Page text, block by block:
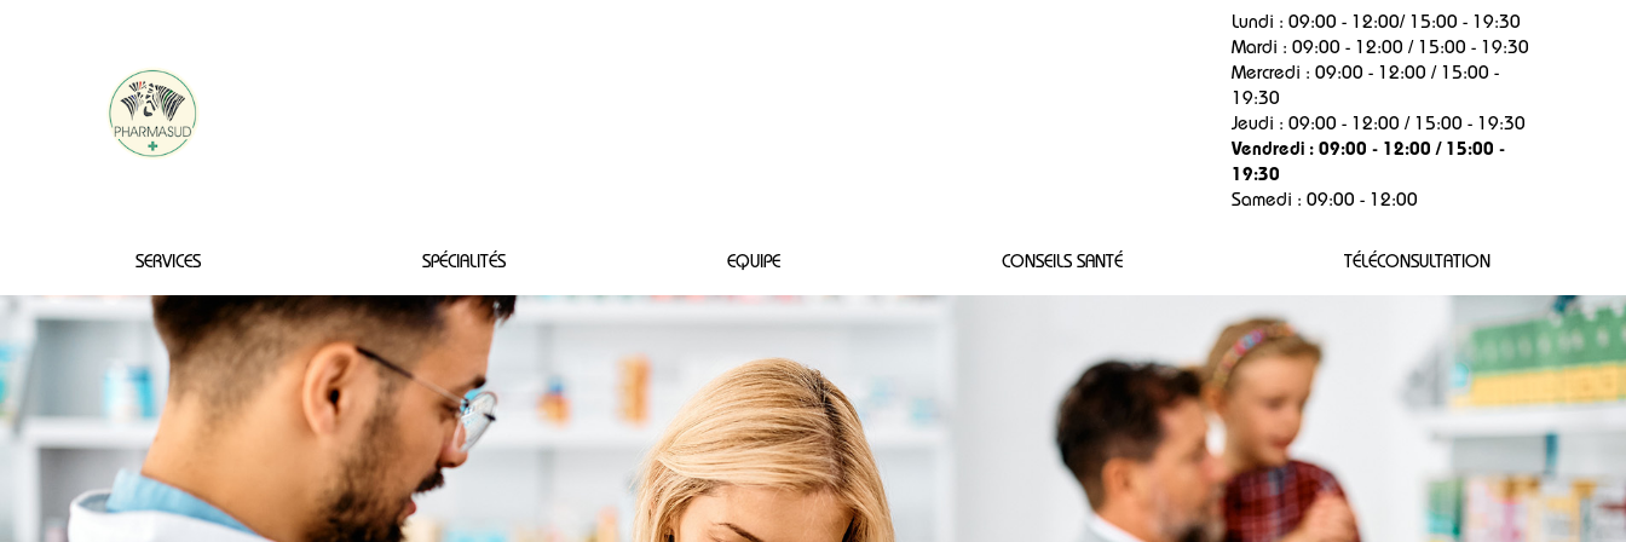
Lundi : 09:00 - 12:00/ 15:00 - 19:30
Mardi : 09:00 - 12:00 / 15:00 - 19:30
Mercredi : 09:00 - 12:00 / 15:00 -
19:30
Jeudi : 09:00 - 12:00 / 15:00 - 19:30
Vendredi : 09:00 - 12:00 / 15:00 -
19:30
Samedi : 09:00 - 12:00
SERVICES SPÉCIALITÉS EQUIPE CONSEILS SANTÉ TÉLÉCONSULTATION